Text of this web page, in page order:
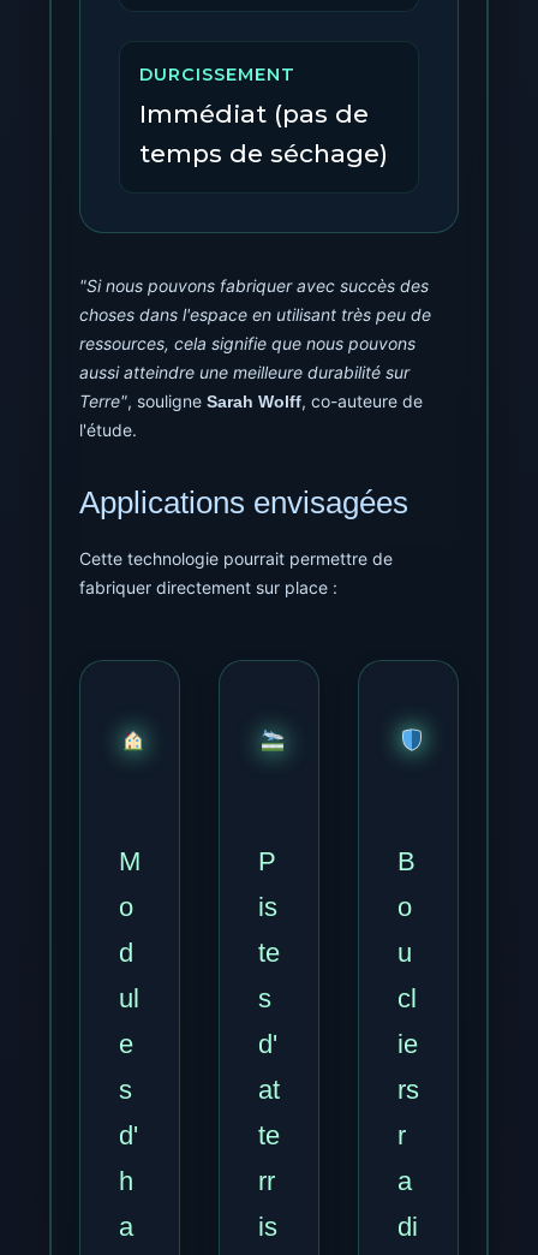
DURCISSEMENT
Immédiat (pas de
temps de séchage)
"Si nous pouvons fabriquer avec succès des
choses dans l'espace en utilisant très peu de
ressources, cela signifie que nous pouvons
aussi atteindre une meilleure durabilité sur
Terre", souligne Sarah Wolff, co-auteure de
l'étude.
Applications envisagées
Cette technologie pourrait permettre de
fabriquer directement sur place :
M
o
d
ul
e
s
d'
h
a
P
is
te
s
d'
at
te
rr
is
B
o
u
cl
ie
rs
r
a
di